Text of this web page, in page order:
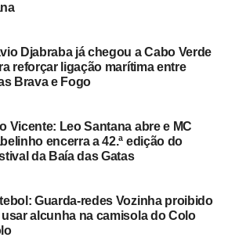
elucidou aquela chefe-de-família
de Fragata.
minimercados daquela ilha, e da ilha
algumas encomendas.
devido à pandemia da covid-19 a
diminuiu levando à descida do
Diniz.
Djabraba já chegou a Cabo Verde
reforçar ligação marítima entre
Brava e Fogo
Vicente: Leo Santana abre e MC
encerra a 42.ª edição do
da Baía das Gatas
Guarda-redes Vozinha proibido
alcunha na camisola do Colo